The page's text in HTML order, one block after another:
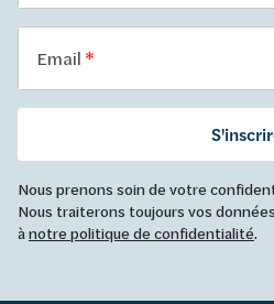
Email
Nous prenons soin de votre
Nous traiterons toujours vos
ànotre politique de confidentialité.